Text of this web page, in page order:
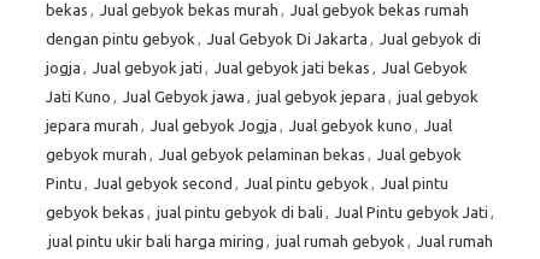
bekas , Jual gebyok bekas murah , Jual gebyok bekas rumah
dengan pintu gebyok , Jual Gebyok Di Jakarta , Jual gebyok di
jogja , Jual gebyok jati , Jual gebyok jati bekas , Jual Gebyok
Jati Kuno , Jual Gebyok jawa , jual gebyok jepara , jual gebyok
jepara murah , Jual gebyok Jogja , Jual gebyok kuno , Jual
gebyok murah , Jual gebyok pelaminan bekas , Jual gebyok
Pintu , Jual gebyok second , Jual pintu gebyok , Jual pintu
gebyok bekas , jual pintu gebyok di bali , Jual Pintu gebyok Jati ,
jual pintu ukir bali harga miring , jual rumah gebyok , Jual rumah